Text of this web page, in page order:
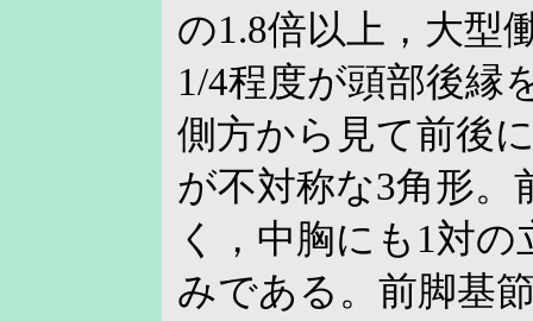
の1.8倍以上，大型
1/4程度が頭部後縁
側方から見て前後
が不対称な3角形。
く，中胸にも1対
みである。前脚基